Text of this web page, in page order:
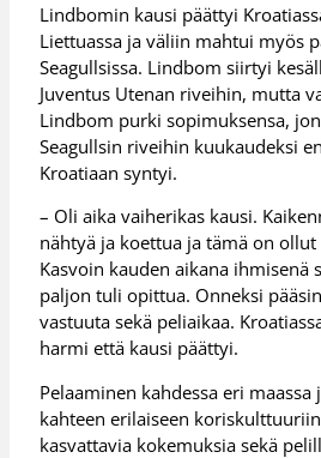
Lindbomin kausi päättyi
Liettuassa ja väliin mahtui myös
Seagullsissa. Lindbom siirtyi
Juventus Utenan riveihin, mutta
Lindbom purki sopimuksensa,
Seagullsin riveihin kuukaudeksi
Kroatiaan syntyi.
– Oli aika vaiherikas kausi.
nähtyä ja koettua ja tämä on
Kasvoin kauden aikana ihmisenä
paljon tuli opittua. Onneksi
vastuuta sekä peliaikaa.
harmi että kausi päättyi.
Pelaaminen kahdessa eri
kahteen erilaiseen
kasvattavia kokemuksia sekä